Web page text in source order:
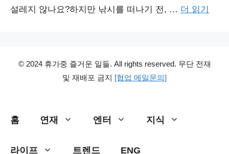
설레지 않나요?하지만 낚시를 떠나기 전, … 더 읽기
© 2024 휴가중 즐거운 일들. All rights reserved. 무단 전재
및 재배포 금지 [협업 메일문의]
홈 연재 엔터 지식
라이프 트렌드 ENG